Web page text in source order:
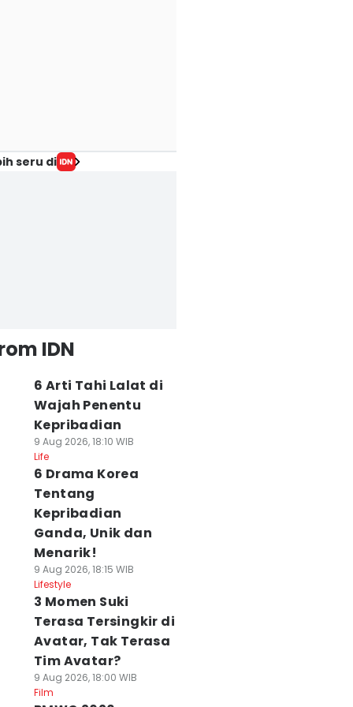
seru di
IDN
6 Arti Tahi Lalat di
Wajah Penentu
Kepribadian
9 Aug 2026, 18:10 WIB
Life
6 Drama Korea
Tentang
Kepribadian
Ganda, Unik dan
Menarik!
9 Aug 2026, 18:15 WIB
Lifestyle
3 Momen Suki
Terasa Tersingkir di
Avatar, Tak Terasa
Tim Avatar?
9 Aug 2026, 18:00 WIB
Film